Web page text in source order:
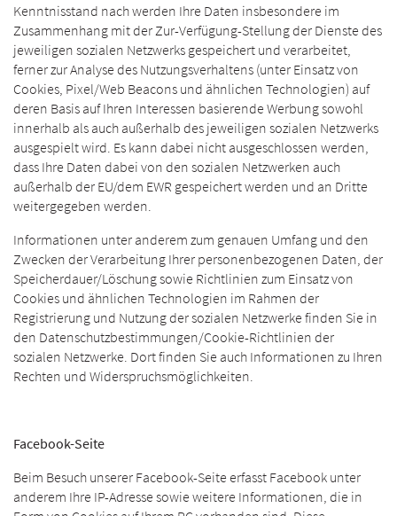
Kenntnisstand nach werden Ihre Daten insbesondere im
Zusammenhang mit der Zur-Verfügung-Stellung der Dienste des
jeweiligen sozialen Netzwerks gespeichert und verarbeitet,
ferner zur Analyse des Nutzungsverhaltens (unter Einsatz von
Cookies, Pixel/Web Beacons und ähnlichen Technologien) auf
deren Basis auf Ihren Interessen basierende Werbung sowohl
innerhalb als auch außerhalb des jeweiligen sozialen Netzwerks
ausgespielt wird. Es kann dabei nicht ausgeschlossen werden,
dass Ihre Daten dabei von den sozialen Netzwerken auch
außerhalb der EU/dem EWR gespeichert werden und an Dritte
weitergegeben werden.
Informationen unter anderem zum genauen Umfang und den
Zwecken der Verarbeitung Ihrer personenbezogenen Daten, der
Speicherdauer/Löschung sowie Richtlinien zum Einsatz von
Cookies und ähnlichen Technologien im Rahmen der
Registrierung und Nutzung der sozialen Netzwerke finden Sie in
den Datenschutzbestimmungen/Cookie-Richtlinien der
sozialen Netzwerke. Dort finden Sie auch Informationen zu Ihren
Rechten und Widerspruchsmöglichkeiten.
Facebook-Seite
Beim Besuch unserer Facebook-Seite erfasst Facebook unter
anderem Ihre IP-Adresse sowie weitere Informationen, die in